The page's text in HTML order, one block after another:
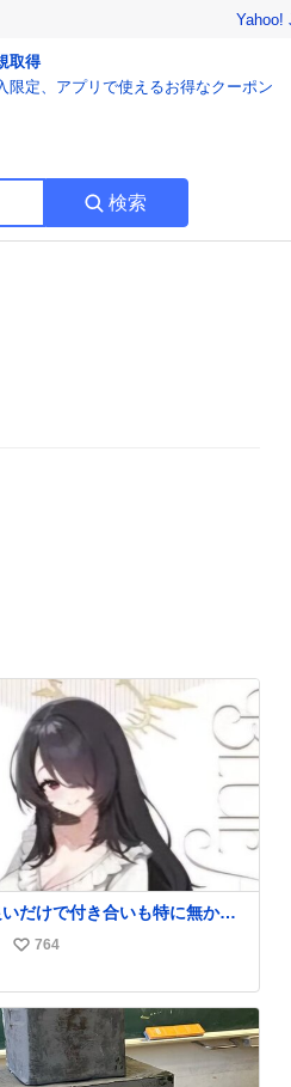
Yahoo!
取得
限定、アプリで使えるお得なクーポン
検索
だけで付き合いも特に無かっ
分とこの親が外せない用事が
強制的に預けられて空き部屋
に見かけるけどロクに会話し
人娘と同じ部屋で寝るように
る部屋の扉を開けた先にこの光
時の少年の反応を答えよ
い
ね
数
764